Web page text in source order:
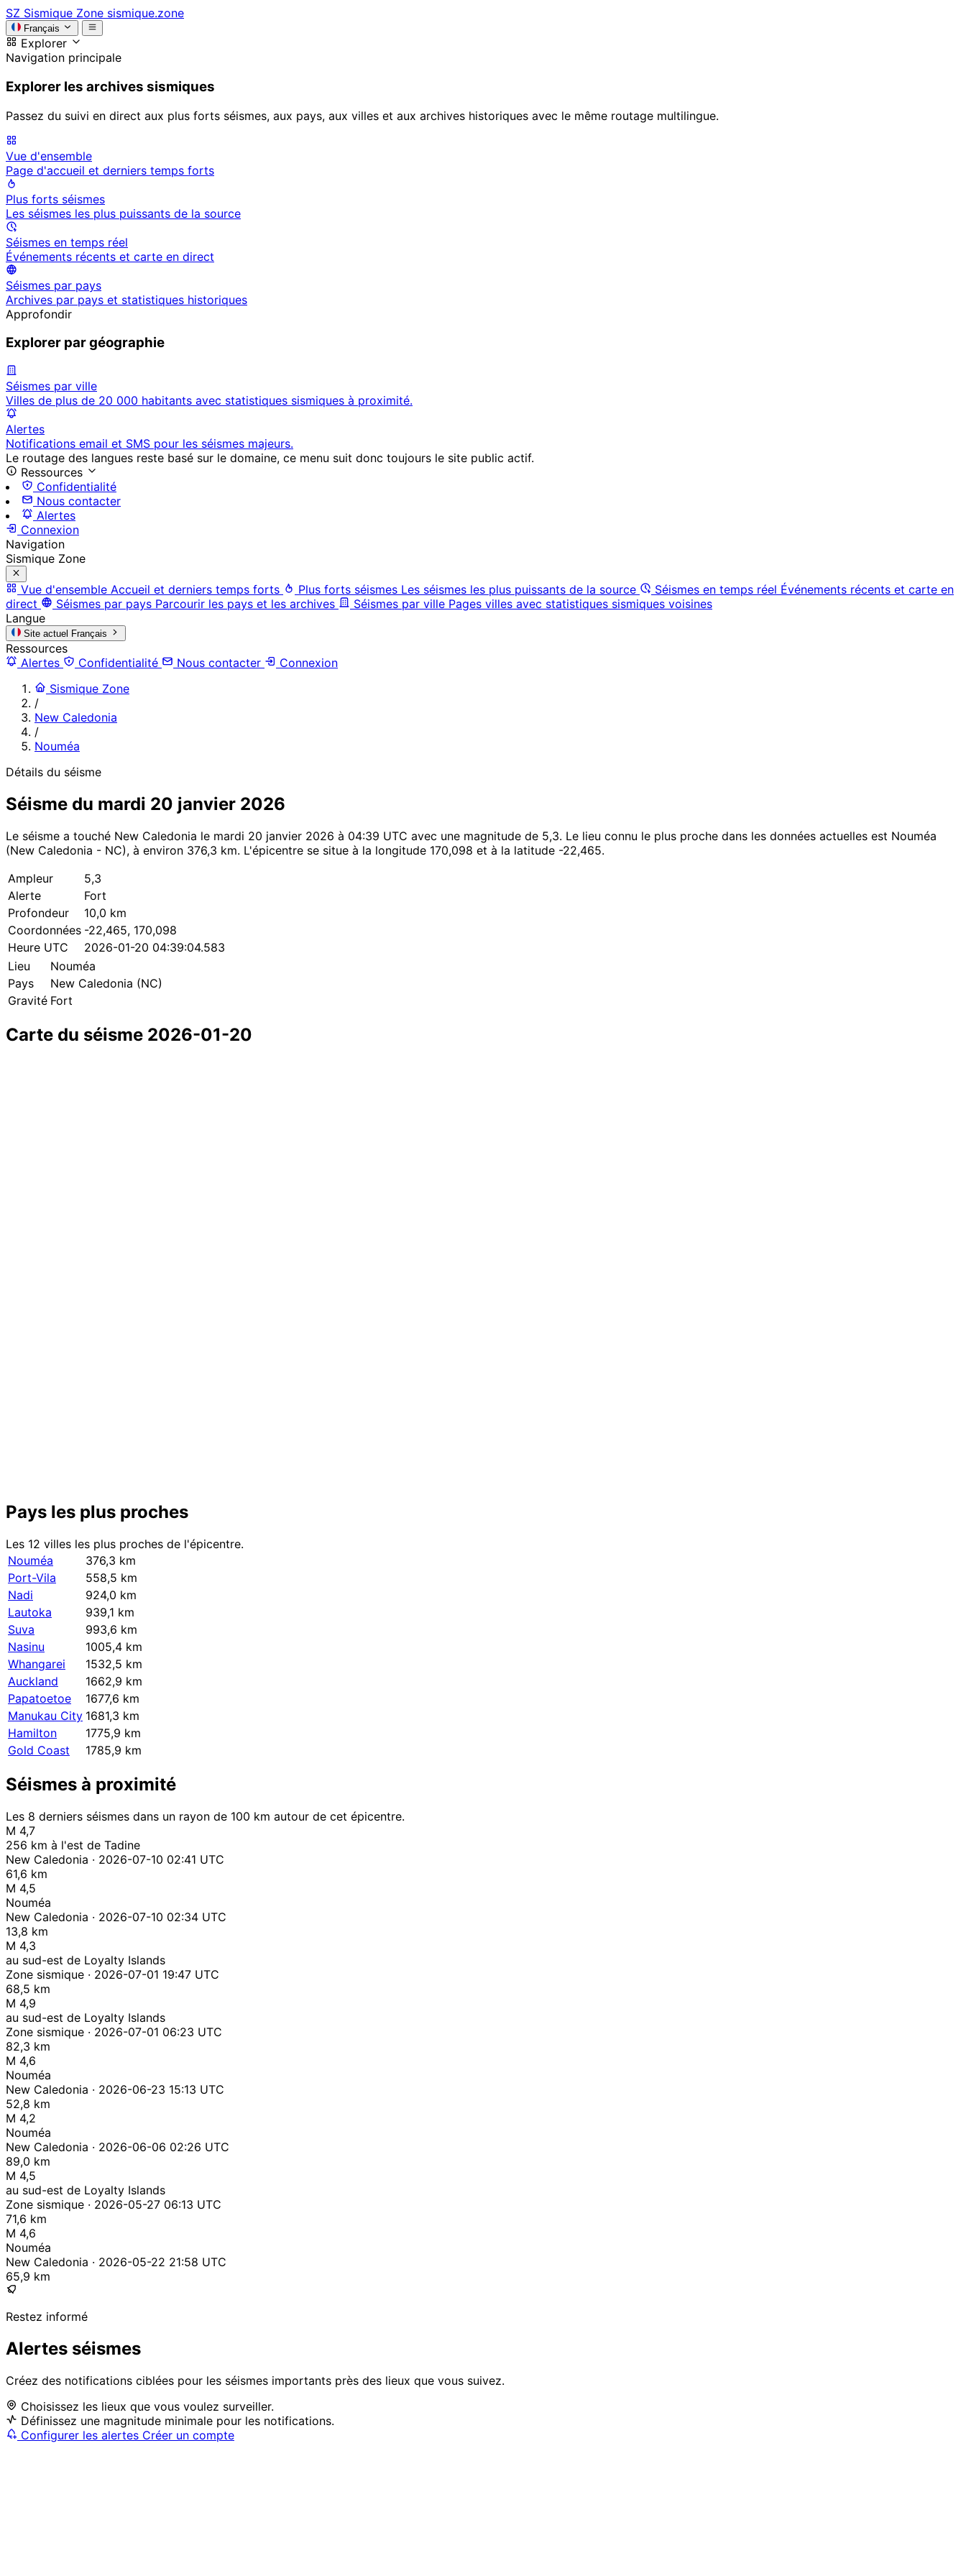
SZ Sismique Zone sismique.zone
Français
Explorer
Navigation principale
Explorer les archives sismiques
Passez du suivi en direct aux plus forts séismes, aux pays, aux villes et aux archives historiques avec le même routage multilingue.
Vue d'ensemble
Page d'accueil et derniers temps forts
Plus forts séismes
Les séismes les plus puissants de la source
Séismes en temps réel
Événements récents et carte en direct
Séismes par pays
Archives par pays et statistiques historiques
Approfondir
Explorer par géographie
Séismes par ville
Villes de plus de 20 000 habitants avec statistiques sismiques à proximité.
Alertes
Notifications email et SMS pour les séismes majeurs.
Le routage des langues reste basé sur le domaine, ce menu suit donc toujours le site public actif.
Ressources
Confidentialité
Nous contacter
Alertes
Connexion
Navigation
Sismique Zone
Vue d'ensemble Accueil et derniers temps forts Plus forts séismes Les séismes les plus puissants de la source Séismes en temps réel Événements récents et carte en
direct
Séismes par pays Parcourir les pays et les archives Séismes par ville Pages villes avec statistiques sismiques voisines
Langue
Site actuel Français
Ressources
Alertes
Confidentialité Nous contacter
Connexion
Sismique Zone
/
New Caledonia
/
Nouméa
Détails du séisme
Séisme du mardi 20 janvier 2026
Le séisme a touché New Caledonia le mardi 20 janvier 2026 à 04:39 UTC avec une magnitude de 5,3. Le lieu connu le plus proche dans les données actuelles est Nouméa
(New Caledonia - NC), à environ 376,3 km. L'épicentre se situe à la longitude 170,098 et à la latitude -22,465.
Ampleur
5,3
Alerte
Fort
Profondeur
10,0 km
Coordonnées -22,465, 170,098
Heure UTC
2026-01-20 04:39:04.583
Lieu
Nouméa
Pays
New Caledonia (NC)
Gravité Fort
Carte du séisme 2026-01-20
Pays les plus proches
Les 12 villes les plus proches de l'épicentre.
Nouméa
376,3 km
Port-Vila
558,5 km
Nadi
924,0 km
Lautoka
939,1 km
Suva
993,6 km
Nasinu
1005,4 km
Whangarei
1532,5 km
Auckland
1662,9 km
Papatoetoe
1677,6 km
Manukau City 1681,3 km
Hamilton
1775,9 km
Gold Coast
1785,9 km
Séismes à proximité
Les 8 derniers séismes dans un rayon de 100 km autour de cet épicentre.
M 4,7
256 km à l'est de Tadine
New Caledonia · 2026-07-10 02:41 UTC
61,6 km
M 4,5
Nouméa
New Caledonia · 2026-07-10 02:34 UTC
13,8 km
M 4,3
au sud-est de Loyalty Islands
Zone sismique · 2026-07-01 19:47 UTC
68,5 km
M 4,9
au sud-est de Loyalty Islands
Zone sismique · 2026-07-01 06:23 UTC
82,3 km
M 4,6
Nouméa
New Caledonia · 2026-06-23 15:13 UTC
52,8 km
M 4,2
Nouméa
New Caledonia · 2026-06-06 02:26 UTC
89,0 km
M 4,5
au sud-est de Loyalty Islands
Zone sismique · 2026-05-27 06:13 UTC
71,6 km
M 4,6
Nouméa
New Caledonia · 2026-05-22 21:58 UTC
65,9 km
Restez informé
Alertes séismes
Créez des notifications ciblées pour les séismes importants près des lieux que vous suivez.
Choisissez les lieux que vous voulez surveiller.
Définissez une magnitude minimale pour les notifications.
Configurer les alertes Créer un compte